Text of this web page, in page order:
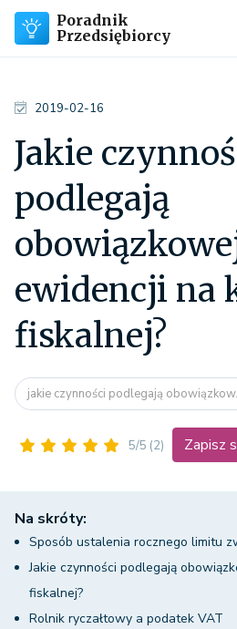
Poradnik
Przedsiębiorcy
2019-02-16
Jakie
podlegają
ewidencji na
fiskalnej?
jakie czynności podlegają
5/5 (2) Zapisz
Na skróty:
Sposób ustalenia rocznego limitu
Jakie czynności podlegają
fiskalnej?
Rolnik ryczałtowy a podatek VAT